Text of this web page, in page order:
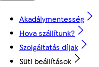
Akadálymentesség
Hova szállítunk?
Szolgáltatás díjak
Süti beállítások